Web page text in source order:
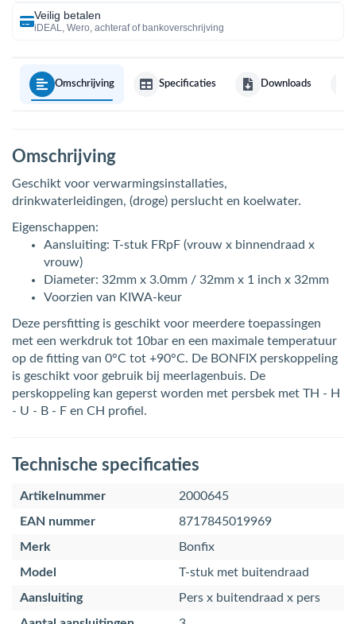
Veilig betalen
iDEAL, Wero, achteraf of bankoverschrijving
Omschrijving Specificaties Downloads
Omschrijving
Geschikt voor verwarmingsinstallaties,
drinkwaterleidingen, (droge) perslucht en koelwater.
Eigenschappen:
Aansluiting: T-stuk FRpF (vrouw x binnendraad x
vrouw)
Diameter: 32mm x 3.0mm / 32mm x 1 inch x 32mm
Voorzien van KIWA-keur
Deze persfitting is geschikt voor meerdere toepassingen
met een werkdruk tot 10bar en een maximale temperatuur
op de fitting van 0°C tot +90°C. De BONFIX perskoppeling
is geschikt voor gebruik bij meerlagenbuis. De
perskoppeling kan geperst worden met persbek met TH - H
- U - B - F en CH profiel.
Technische specificaties
Artikelnummer
2000645
EAN nummer
8717845019969
Merk
Bonfix
Model
T-stuk met buitendraad
Aansluiting
Pers x buitendraad x pers